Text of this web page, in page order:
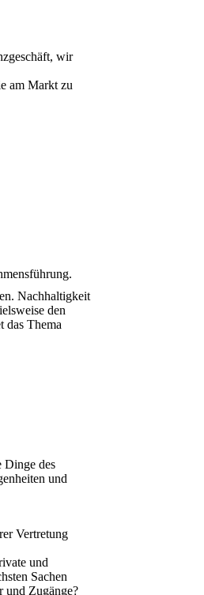
wir
am Markt zu
Nachhaltigkeit
den
das Thema
Dinge des
und
Vertretung
und
Sachen
und Zugänge?